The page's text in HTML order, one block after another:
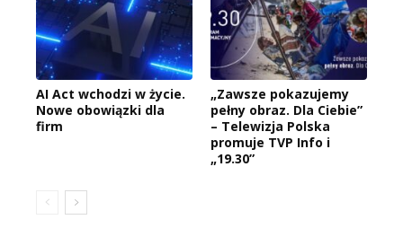
AI Act wchodzi w życie.
Nowe obowiązki dla
firm
„Zawsze pokazujemy
pełny obraz. Dla Ciebie”
– Telewizja Polska
promuje TVP Info i
„19.30”